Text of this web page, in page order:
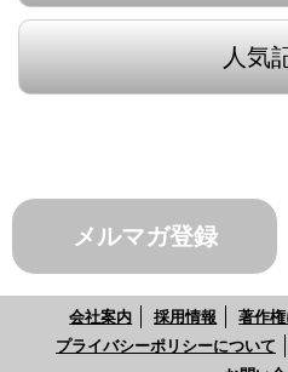
人気
メルマガ登録
会社案内 採用情報 著作
プライバシーポリシーについて